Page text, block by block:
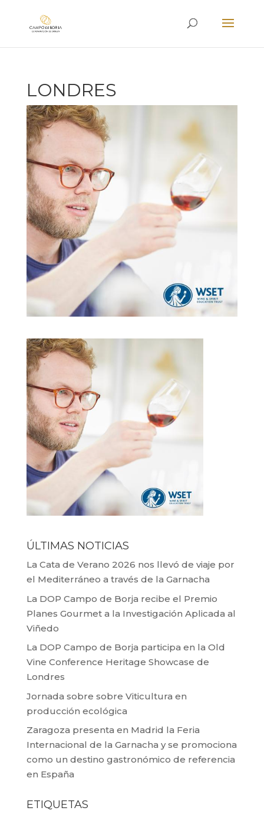
LONDRES
ÚLTIMAS NOTICIAS
La Cata de Verano 2026 nos llevó de viaje por
el Mediterráneo a través de la Garnacha
La DOP Campo de Borja recibe el Premio
Planes Gourmet a la Investigación Aplicada al
Viñedo
La DOP Campo de Borja participa en la Old
Vine Conference Heritage Showcase de
Londres
Jornada sobre sobre Viticultura en
producción ecológica
Zaragoza presenta en Madrid la Feria
Internacional de la Garnacha y se promociona
como un destino gastronómico de referencia
en España
ETIQUETAS